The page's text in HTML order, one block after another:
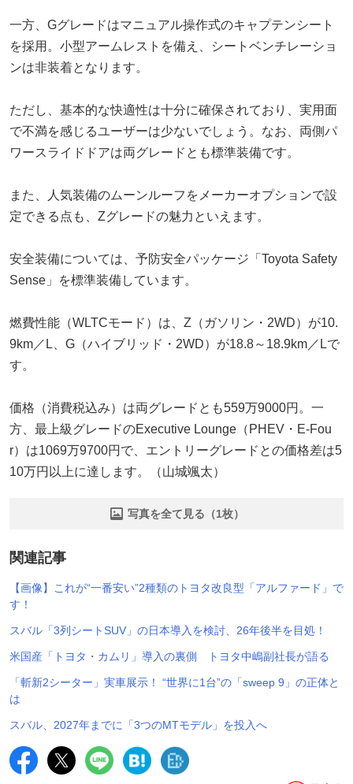
一方、Gグレードはマニュアル操作式のキャプテンシート
を採用。小型アームレストを備え、シートベンチレーショ
ンは非装着となります。
ただし、基本的な快適性は十分に確保されており、実用面
で不満を感じるユーザーは少ないでしょう。なお、両側パ
ワースライドドアは両グレードとも標準装備です。
また、人気装備のムーンルーフをメーカーオプションで設
定できる点も、Zグレードの魅力といえます。
安全装備については、予防安全パッケージ「Toyota Safety
Sense」を標準装備しています。
燃費性能（WLTCモード）は、Z（ガソリン・2WD）が10.
9km／L、G（ハイブリッド・2WD）が18.8～18.9km／Lで
す。
価格（消費税込み）は両グレードとも559万9000円。一
方、最上級グレードのExecutive Lounge（PHEV・E-Fou
r）は1069万9700円で、エントリーグレードとの価格差は5
10万円以上に達します。（山城颯太）
写真を全て見る（1枚）
関連記事
【画像】これが“一番安い”2種類のトヨタ改良型「アルファード」で
す！
スバル「3列シートSUV」の日本導入を検討、26年後半を目処！
米国産「トヨタ・カムリ」導入の裏側 トヨタ中嶋副社長が語る
「斬新2シーター」実車展示！ “世界に1台”の「sweep 9」の正体と
は
スバル、2027年までに「3つのMTモデル」を投入へ